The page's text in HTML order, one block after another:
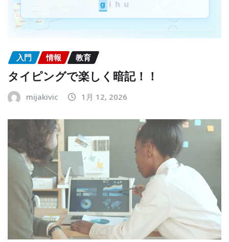
入門 情報 教育
タイピングで楽しく暗記！！
mijakivic 1月 12, 2026